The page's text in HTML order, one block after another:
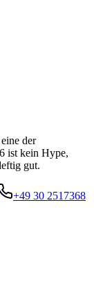
der
ist kein Hype,
gut.
+49 30 2517368